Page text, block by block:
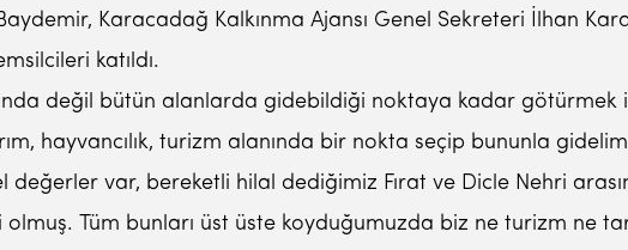
Karacadağ Kalkınma Ajansı Genel Sekreteri İlhan
katıldı.
değil bütün alanlarda gidebildiği noktaya kadar götürmek
hayvancılık, turizm alanında bir nokta seçip bununla
değerler var, bereketli hilal dediğimiz Fırat ve Dicle Nehri
Tüm bunları üst üste koyduğumuzda biz ne turizm ne